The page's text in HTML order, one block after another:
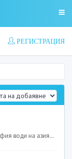
РЕГИСТРАЦИЯ
Презентация за студенти по география води на азия...